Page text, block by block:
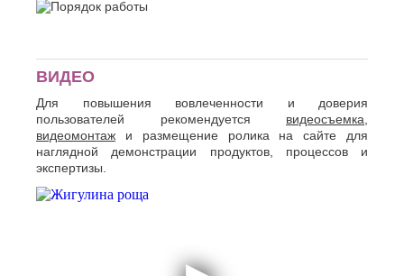
ВИДЕО
Для повышения вовлеченности и доверия
пользователей рекомендуется видеосъемка,
видеомонтаж и размещение ролика на сайте для
наглядной демонстрации продуктов, процессов и
экспертизы.